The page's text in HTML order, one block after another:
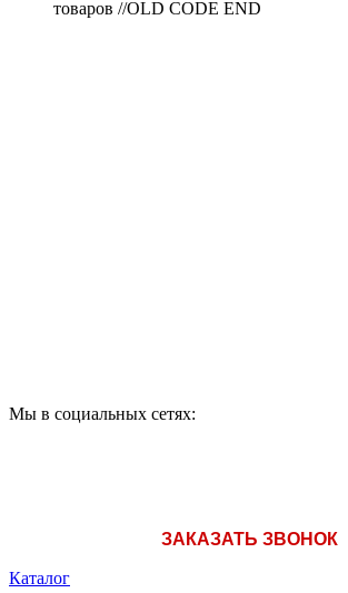
товаров //OLD CODE END
Мы в социальных сетях:
ЗАКАЗАТЬ ЗВОНОК
Каталог